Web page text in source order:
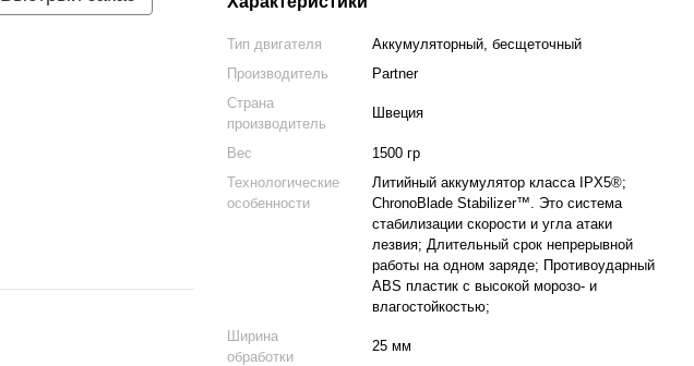
Тип двигателя
Аккумуляторный, бесщеточный
Производитель
Partner
Страна
производитель
Швеция
Вес
1500 гр
Технологические
особенности
Литийный аккумулятор класса IPX5®;
ChronoBlade Stabilizer™. Это система
стабилизации скорости и угла атаки
лезвия; Длительный срок непрерывной
работы на одном заряде; Противоударный
ABS пластик с высокой морозо- и
влагостойкостью;
Ширина
обработки
25 мм